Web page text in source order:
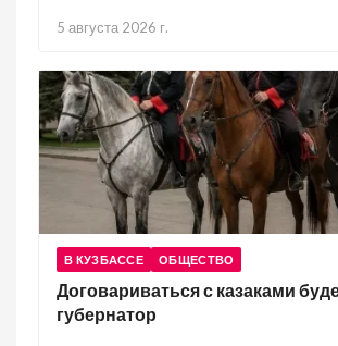
5 августа 2026 г.
В КУЗБАССЕ ОБЩЕСТВО
Договариваться с казаками
губернатор